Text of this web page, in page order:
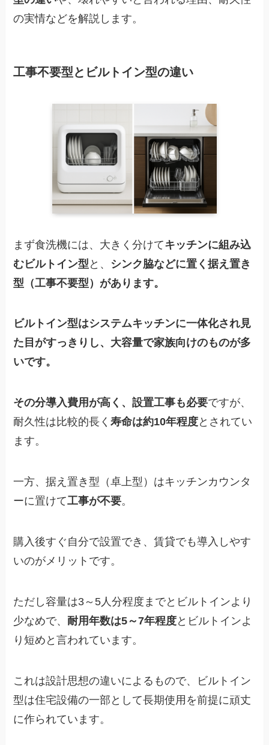
の実情などを解説します。
工事不要型とビルトイン型の違い
まず食洗機には、大きく分けてキッチンに組み込
むビルトイン型 と、 シンク脇などに置く据え置き
型（工事不要型）があります。
ビルトイン型はシステムキッチンに一体化され見
た目がすっきりし、大容量で家族向けのものが多
いです。
その分導入費用が高く、設置工事も必要ですが、
耐久性は比較的長く寿命は約10年程度とされてい
ます。
一方、据え置き型（卓上型）はキッチンカウンタ
ーに置けて工事が不要。
購入後すぐ自分で設置でき、賃貸でも導入しやす
いのがメリットです。
ただし容量は3～5人分程度までとビルトインより
少なめで、 耐用年数は5～7年程度とビルトインよ
り短めと言われています。
これは設計思想の違いによるもので、ビルトイン
型は住宅設備の一部として長期使用を前提に頑丈
に作られています。